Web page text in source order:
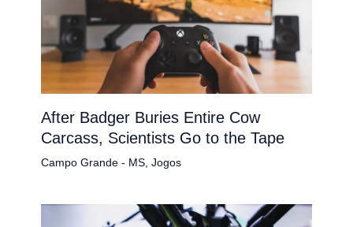
After Badger Buries Entire Cow
Carcass, Scientists Go to the Tape
Campo Grande - MS, Jogos